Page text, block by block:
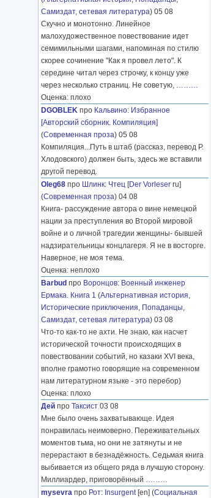
Самиздат, сетевая литература) 05 08
Скучно и монотонно. Линейное
малохудожественное повествование идет
семимильными шагами, напоминая по стилю
скорее сочинение "Как я провел лето". К
середине читал через строчку, к концу уже
через несколько страниц. Не советую, ………
Оценка: плохо
DGOBLEK про Кальвино: Избранное
[Авторский сборник. Компиляция]
(Современная проза) 05 08
Компиляция...Путь в штаб (рассказ, перевод Р.
Хлодовского) должен быть, здесь же вставили
другой перевод.
Oleg68 про Шлинк: Чтец [Der Vorleser ru]
(Современная проза) 04 08
Книга- рассуждение автора о вине немецкой
нации за преступления во Второй мировой
войне и о личной трагедии женщины- бывшей
надзирательницы концлагеря. Я не в восторге.
Наверное, не моя тема.
Оценка: неплохо
Barbud про Воронцов: Военный инженер
Ермака. Книга 1 (Альтернативная история,
Исторические приключения, Попаданцы,
Самиздат, сетевая литература) 03 08
Что-то как-то не ахти. Не знаю, как насчет
исторической точности происходящих в
повествовании событий, но казаки XVI века,
вполне грамотно говорящие на современном
нам литературном языке - это перебор)
Оценка: плохо
Дей про Таксист 03 08
Мне было очень захватывающе. Идея
понравилась неимоверно. Переживательных
моментов тьма, но они не затянуты и не
перерастают в безнадёжность. Седьмая книга
выбивается из общего ряда в лучшую сторону.
Миллиардер, приговорённый ………
mysevra про Рот: Insurgent[en] (Социальная